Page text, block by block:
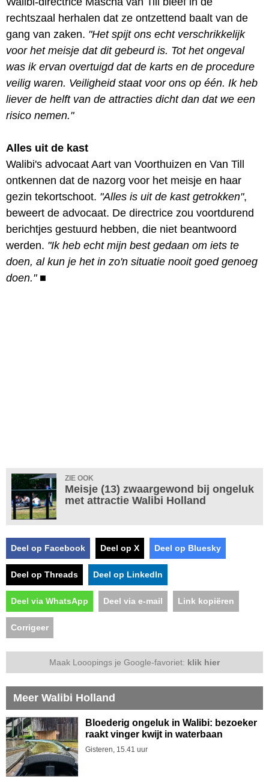
rechtszaal herhalen dat ze ontzettend baalt van de
gang van zaken. "Het spijt ons echt verschrikkelijk
voor het meisje dat dit gebeurd is. Tot het ongeval
was ik ervan overtuigd dat de karts en de procedure
veilig waren. Veiligheid staat voor ons op één. Ik heb
liever de helft van de attracties dicht dan dat we een
risico nemen."
Alles uit de kast
Walibi's advocaat Aart van Voorthuizen en Van Till
ontkennen dat de nazorg voor het meisje en haar
gezin tekortschoot. "Alles is uit de kast getrokken",
beweert de advocaat. De directrice zou voortdurend
berichtjes gestuurd hebben, die niet beantwoord
werden. "Ik heb echt mijn best gedaan om iets te
doen, al kun je het in zo'n situatie nooit goed genoeg
doen." ■
ZIE OOK
Meisje (13) zwaargewond bij ongeluk
met attractie Walibi Holland
Deel op Facebook Deel op X Deel op Bluesky
Deel op Threads Deel op LinkedIn
Deel via WhatsApp Deel via e-mail Link kopiëren
Corrigeer
Maak Looopings je Google-favoriet: klik hier
Meer Walibi Holland
Bloederig ongeluk in Walibi: bezoeker
raakt vinger kwijt in waterbaan
Gisteren, 15.41 uur